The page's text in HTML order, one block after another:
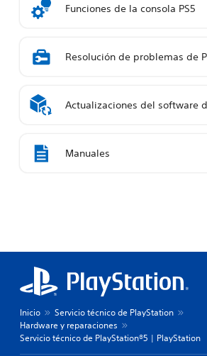
Funciones de la consola PS5
Resolución de problemas de
Actualizaciones del software
Manuales
Inicio
Servicio técnico de PlayStation
Hardware y reparaciones
Servicio técnico de PlayStation®5 | PlayStation